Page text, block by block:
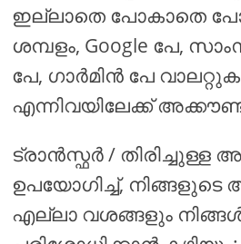
ഇല്ലാതെ പോകാതെ
ശമ്പളം, Google പേ,
പേ, ഗാർമിൻ പേ
എന്നിവയിലേക്ക് അക്കൗണ്ട്
ട്രാൻസ്ഫർ / തിരിച്ചുള്ള
ഉപയോഗിച്ച്, നിങ്ങളുടെ
എല്ലാ വശങ്ങളും